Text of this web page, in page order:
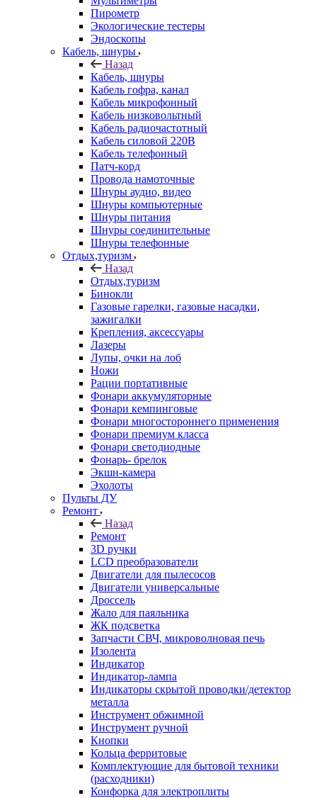
Пирометр
Экологические тестеры
Эндоскопы
Кабель, шнуры
Назад
Кабель, шнуры
Кабель гофра, канал
Кабель микрофонный
Кабель низковольтный
Кабель радиочастотный
Кабель силовой 220В
Кабель телефонный
Патч-корд
Провода намоточные
Шнуры аудио, видео
Шнуры компьютерные
Шнуры питания
Шнуры соединительные
Шнуры телефонные
Отдых,туризм
Назад
Отдых,туризм
Бинокли
Газовые гарелки, газовые насадки,
зажигалки
Крепления, аксессуары
Лазеры
Лупы, очки на лоб
Ножи
Рации портативные
Фонари аккумуляторные
Фонари кемпинговые
Фонари многостороннего применения
Фонари премиум класса
Фонари светодиодные
Фонарь- брелок
Экшн-камера
Эхолоты
Пульты ДУ
Ремонт
Назад
Ремонт
3D ручки
LCD преобразователи
Двигатели для пылесосов
Двигатели универсальные
Дроссель
Жало для паяльника
ЖК подсветка
Запчасти СВЧ, микроволновая печь
Изолента
Индикатор
Индикатор-лампа
Индикаторы скрытой проводки/детектор
металла
Инструмент обжимной
Инструмент ручной
Кнопки
Кольца ферритовые
Комплектующие для бытовой техники
(расходники)
Конфорка для электроплиты